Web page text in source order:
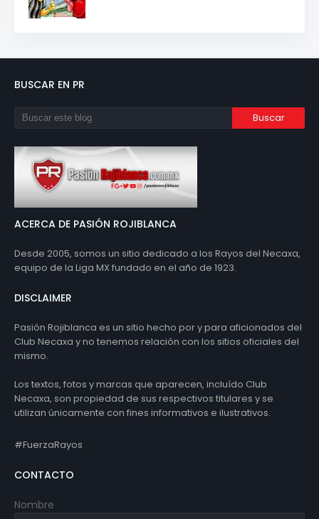
BUSCAR EN PR
ACERCA DE PASIÓN ROJIBLANCA
Desde 2005, somos un sitio dedicado a los Rayos del Necaxa,
equipo de la Liga MX fundado en el año de 1923.
DISCLAIMER
Pasión Rojiblanca es un sitio hecho por y para aficionados del
Club Necaxa y no tenemos relación con los sitios oficiales del
mismo.
Los textos, fotos y marcas que aparecen, incluído Club
Necaxa, son propiedad de sus respectivos titulares y se
utilizan únicamente con fines informativos e ilustrativos.
#FuerzaRayos
CONTACTO
Nombre